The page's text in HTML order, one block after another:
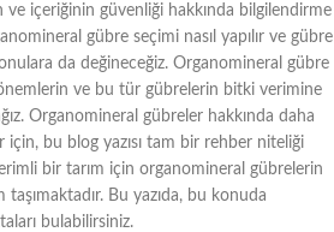
ve içeriğinin güvenliği hakkında bilgilendirme
gübre seçimi nasıl yapılır ve gübre
da değineceğiz. Organomineral gübre
ve bu tür gübrelerin bitki verimine
Organomineral gübreler hakkında daha
bu blog yazısı tam bir rehber niteliği
bir tarım için organomineral gübrelerin
Bu yazıda, bu konuda
bulabilirsiniz.